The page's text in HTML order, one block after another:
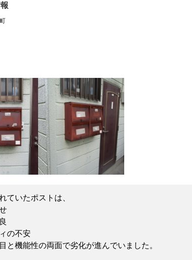
ていたポストは、
の不安
と機能性の両面で劣化が進んでいました。